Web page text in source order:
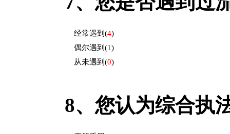
经常遇到 (4)
偶尔遇到 (1)
从未遇到 (0)
8、 您认为综合执